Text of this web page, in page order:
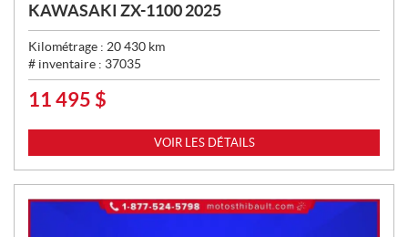
KAWASAKI ZX-1100 2025
Kilométrage : 20 430 km
# inventaire : 37035
P
X
:
11 495 $
VOIR LES DÉTAILS